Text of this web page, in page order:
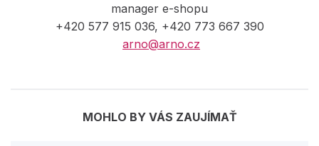
manager e-shopu
+420 577 915 036, +420 773 667 390
arno@arno.cz
MOHLO BY VÁS ZAUJÍMAŤ